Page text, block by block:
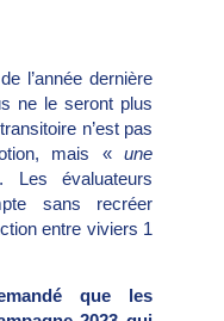
l’année dernière
ne le seront plus
n’est pas
mais « une
évaluateurs
sans recréer
entre viviers 1
que les